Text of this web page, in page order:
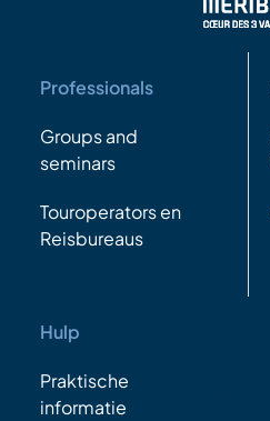
Professionals
Groups and
seminars
Touroperators en
Reisbureaus
Hulp
Praktische
informatie